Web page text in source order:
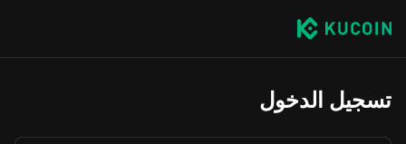
تسجيل الدخول